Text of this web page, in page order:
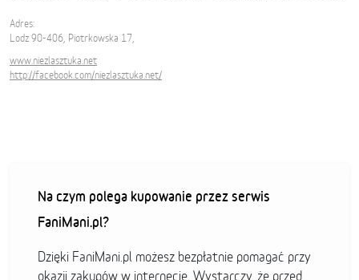
Adres:
Lodz 90-406, Piotrkowska 17,
www.niezlasztuka.net
http://facebook.com/niezlasztuka.net/
Na czym polega kupowanie przez serwis
FaniMani.pl?
Dzięki FaniMani.pl możesz bezpłatnie pomagać przy
okazji zakupów w internecie. Wystarczy, że przed